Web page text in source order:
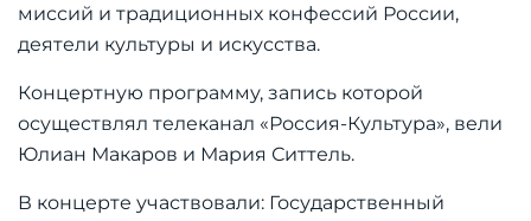
миссий и традиционных конфессий России,
деятели культуры и искусства.
Концертную программу, запись которой
осуществлял телеканал «Россия-Культура», вели
Юлиан Макаров и Мария Ситтель.
В концерте участвовали: Государственный